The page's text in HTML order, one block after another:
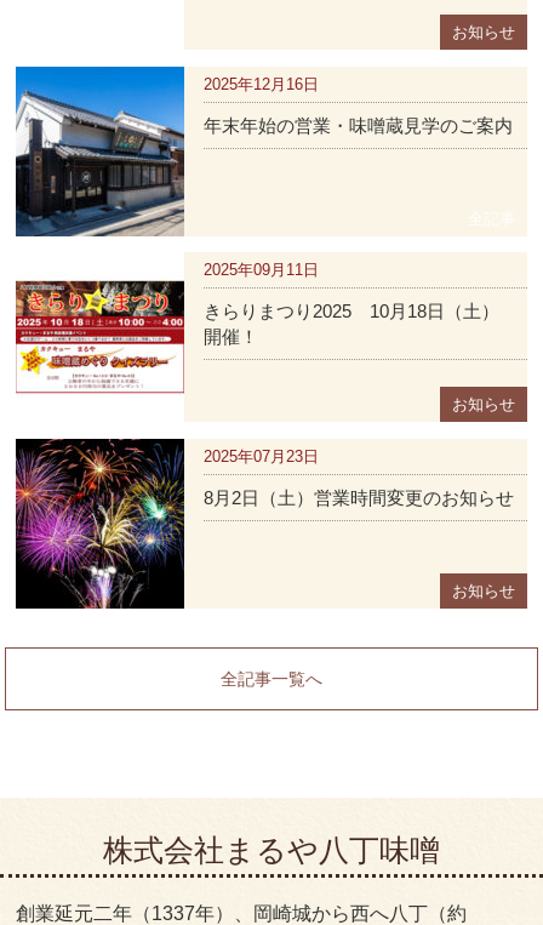
2025.01.24
いつも「まるや八丁味噌」をご愛顧いただきありがとう
ございます。
本日、地理的表示（GI）についてご報告がございます。
八丁味噌協同組合のご報告はこちらになります。
今後もよろしくお願いいたします。
2020.05.29
6月1日(月)より個人見学を再開する準備が整いました。
見学案内時間は従来通りです。皆様のお越しをお待ちし
ております。詳しくはこちら
お知らせ
2025年12月16日
年末年始の営業・味噌蔵見学のご案内
お知らせ
2025年09月11日
きらりまつり2025 10月18日（土）
開催！
お知らせ
2025年07月23日
8月2日（土）営業時間変更のお知らせ
全記事一覧へ
株式会社まるや八丁味噌
創業延元二年（1337年）、岡崎城から西へ八丁（約